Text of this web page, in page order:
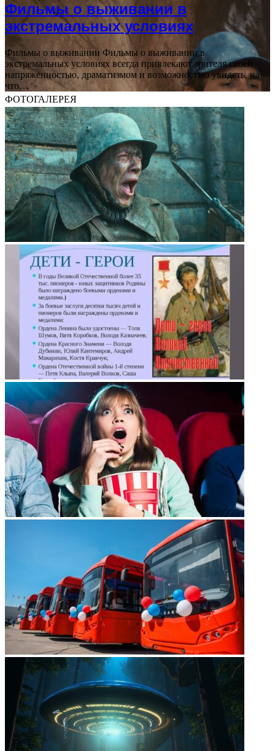
Фильмы о выживании в
экстремальных условиях
Фильмы о выживании Фильмы о выживании в
экстремальных условиях всегда привлекают зрителя своей
напряженностью, драматизмом и возможностью увидеть, на
что…
ФОТОГАЛЕРЕЯ